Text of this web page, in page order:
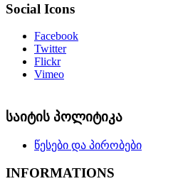
Social Icons
Facebook
Twitter
Flickr
Vimeo
საიტის პოლიტიკა
წესები და პირობები
INFORMATIONS